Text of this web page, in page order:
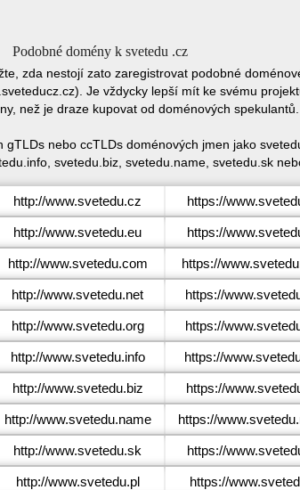
Podobné domény k svetedu .cz
zda nestojí zato zaregistrovat podobné
Je vždycky lepší mít ke svému
než je draze kupovat od doménových spekulantů.
nebo ccTLDs doménových jmen jako
svetedu.biz, svetedu.name, svetedu.sk
http://www.svetedu.cz https://
http://www.svetedu.eu https://
http://www.svetedu.com https://
http://www.svetedu.net https://
http://www.svetedu.org https://
http://www.svetedu.info https://
http://www.svetedu.biz https://
http://www.svetedu.name https://
http://www.svetedu.sk https://
http://www.svetedu.pl https://